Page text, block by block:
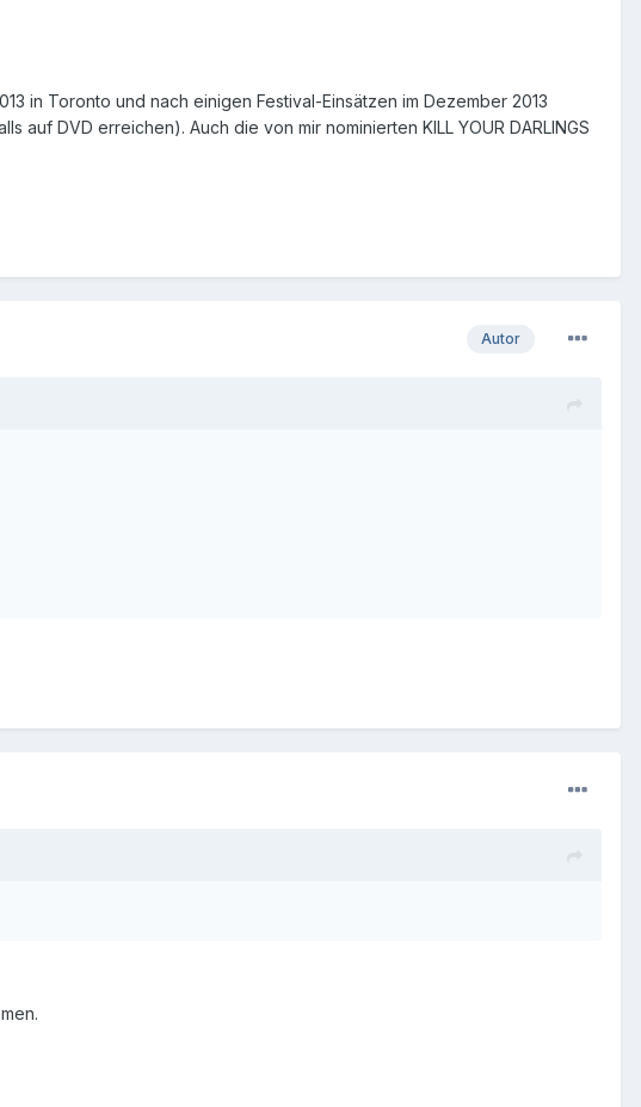
in Toronto und nach einigen Festival-Einsätzen im Dezember 2013
DVD erreichen). Auch die von mir nominierten KILL YOUR DARLINGS
Autor